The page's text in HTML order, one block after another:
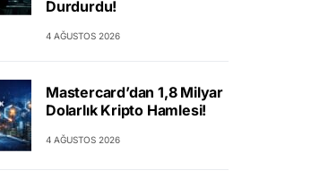
Durdurdu!
4 AĞUSTOS 2026
Mastercard’dan 1,8 Milyar
Dolarlık Kripto Hamlesi!
4 AĞUSTOS 2026